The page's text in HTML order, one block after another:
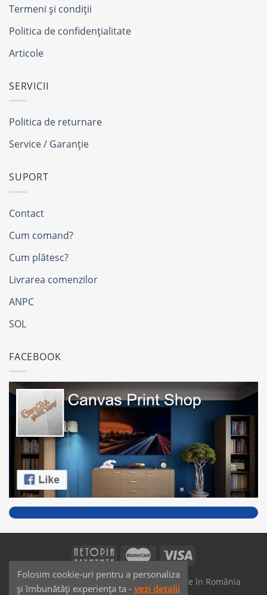
Termeni și condiții
Politica de confidențialitate
Articole
SERVICII
Politica de returnare
Service / Garanție
SUPORT
Contact
Cum comand?
Cum plătesc?
Livrarea comenzilor
ANPC
SOL
FACEBOOK
SAIKO MEDIA & SIGNS - Produse fabricate în România
Folosim cookie-uri pentru a personaliza
și îmbunătăți experiența ta - vezi detalii